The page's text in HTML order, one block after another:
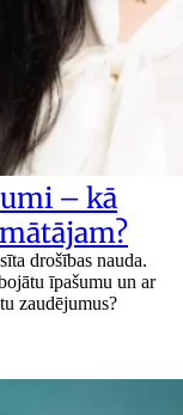
– kā
drošības nauda.
īpašumu un ar
zaudējumus?